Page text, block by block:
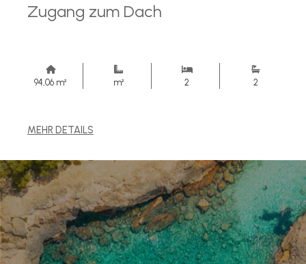
Zugang zum Dach
94,06 m² m² 2 2
MEHR DETAILS